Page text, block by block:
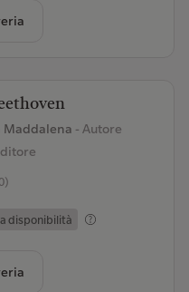
Maddalena - Autore
disponibilità